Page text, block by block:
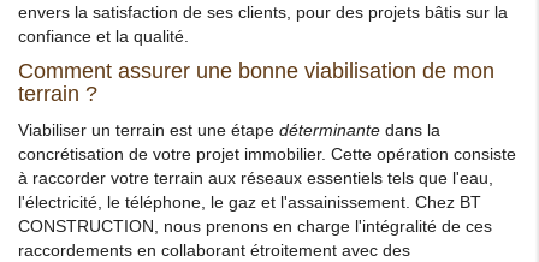
envers la satisfaction de ses clients, pour des projets bâtis sur la
confiance et la qualité.
Comment assurer une bonne viabilisation de mon
terrain ?
Viabiliser un terrain est une étape déterminante dans la
concrétisation de votre projet immobilier. Cette opération consiste
à raccorder votre terrain aux réseaux essentiels tels que l'eau,
l'électricité, le téléphone, le gaz et l'assainissement. Chez BT
CONSTRUCTION, nous prenons en charge l'intégralité de ces
raccordements en collaborant étroitement avec des